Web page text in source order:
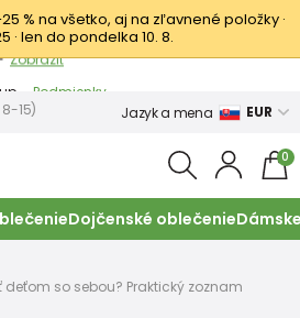
% na všetko, aj na zľavnené položky ·
· len do pondelka 10. 8.
- Podmienky
8-15) Jazyk a mena EUR
0
Dojčenské oblečenie
deťom so sebou? Praktický zoznam